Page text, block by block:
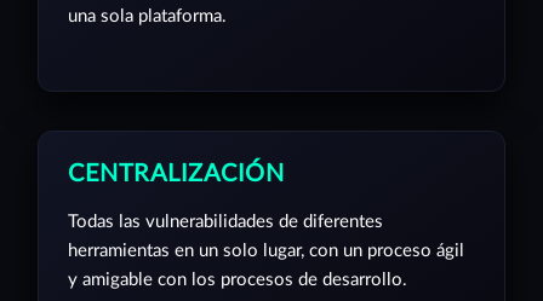
una sola plataforma.
CENTRALIZACIÓN
Todas las vulnerabilidades de diferentes
herramientas en un solo lugar, con un proceso ágil
y amigable con los procesos de desarrollo.